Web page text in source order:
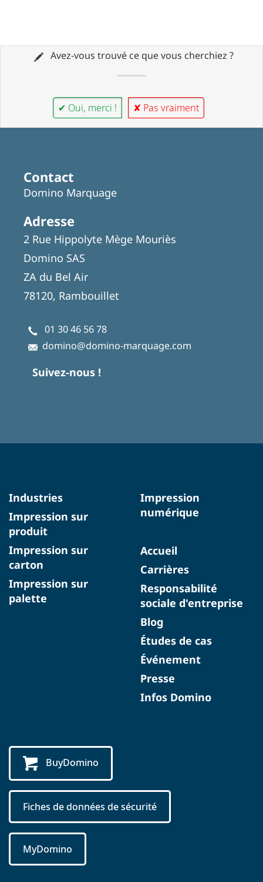
Avez-vous trouvé ce que vous cherchiez ?
✔ Oui, merci ! ✘ Pas vraiment
Contact
Domino Marquage
Adresse
2 Rue Hippolyte Mège Mouriès
Domino SAS
ZA du Bel Air
78120, Rambouillet
01 30 46 56 78
domino@domino-marquage.com
Suivez-nous !
Industries
Impression sur
produit
Impression sur
carton
Impression sur
palette
Impression
numérique
Accueil
Carrières
Responsabilité
sociale d'entreprise
Blog
Études de cas
Événement
Presse
Infos Domino
BuyDomino
Fiches de données de sécurité
MyDomino